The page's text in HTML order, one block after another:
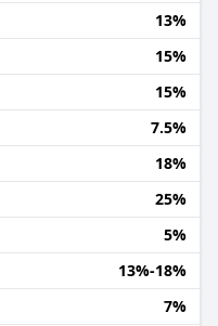
13%
15%
15%
7.5%
18%
25%
5%
13%-18%
7%